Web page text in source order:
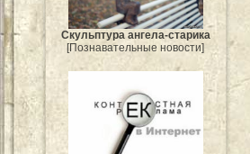
Скульптура ангела-старика
[Познавательные новости]